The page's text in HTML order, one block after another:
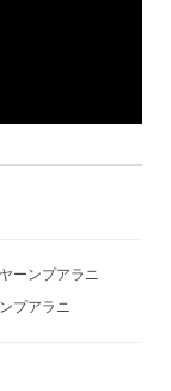
ーンプアラニ
プアラニ